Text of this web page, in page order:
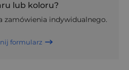
lub koloru?
zamówienia indywidualnego.
formularz